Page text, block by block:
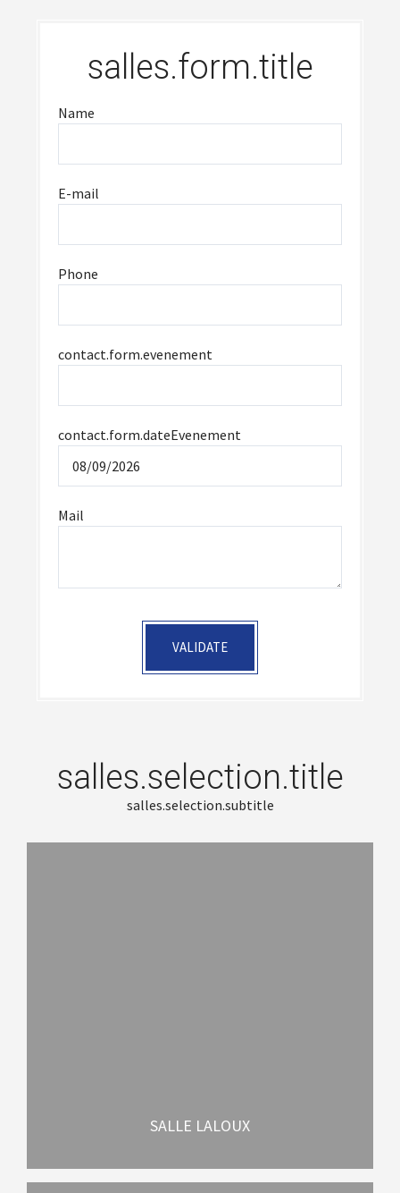
salles.form.title
Name
E-mail
Phone
contact.form.evenement
contact.form.dateEvenement
Mail
VALIDATE
salles.selection.title
salles.selection.subtitle
SALLE LALOUX